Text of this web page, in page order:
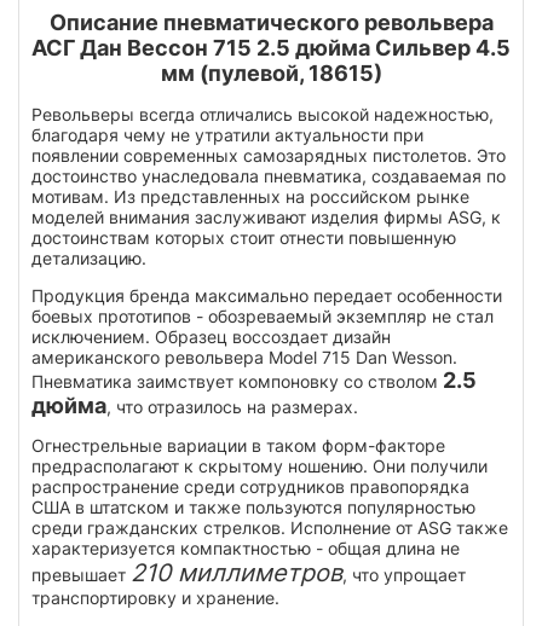
Описание пневматического револьвера
АСГ Дан Вессон 715 2.5 дюйма Сильвер 4.5
мм (пулевой, 18615)
Револьверы всегда отличались высокой надежностью,
благодаря чему не утратили актуальности при
появлении современных самозарядных пистолетов. Это
достоинство унаследовала пневматика, создаваемая по
мотивам. Из представленных на российском рынке
моделей внимания заслуживают изделия фирмы ASG, к
достоинствам которых стоит отнести повышенную
детализацию.
Продукция бренда максимально передает особенности
боевых прототипов - обозреваемый экземпляр не стал
исключением. Образец воссоздает дизайн
американского револьвера Model 715 Dan Wesson.
Пневматика заимствует компоновку со стволом 2.5
дюйма, что отразилось на размерах.
Огнестрельные вариации в таком форм-факторе
предрасполагают к скрытому ношению. Они получили
распространение среди сотрудников правопорядка
США в штатском и также пользуются популярностью
среди гражданских стрелков. Исполнение от ASG также
характеризуется компактностью - общая длина не
превышает 210 миллиметров, что упрощает
транспортировку и хранение.